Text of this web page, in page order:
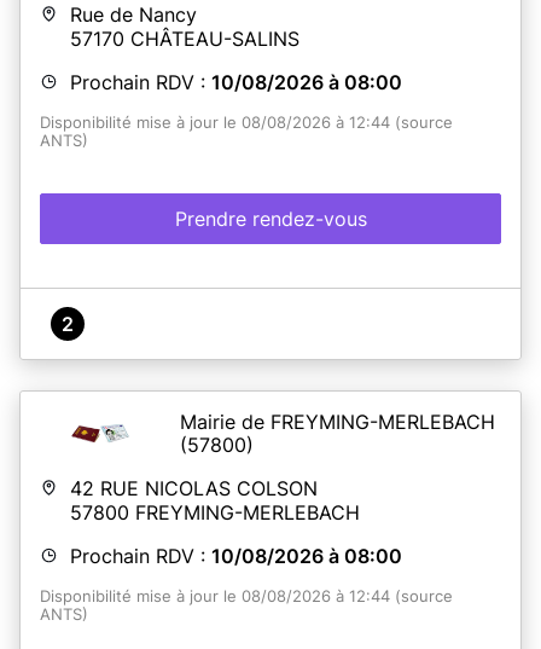
Rue de Nancy
57170 CHÂTEAU-SALINS
Prochain RDV : 10/08/2026 à 08:00
Disponibilité mise à jour le 08/08/2026 à 12:44 (source
ANTS)
Prendre rendez-vous
2
Mairie de FREYMING-MERLEBACH
(57800)
42 RUE NICOLAS COLSON
57800 FREYMING-MERLEBACH
Prochain RDV : 10/08/2026 à 08:00
Disponibilité mise à jour le 08/08/2026 à 12:44 (source
ANTS)